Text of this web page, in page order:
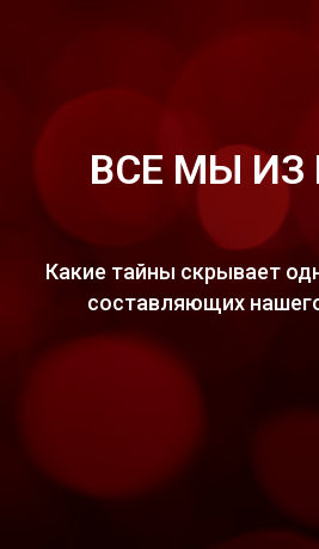
ВСЕ МЫ ИЗ
Какие тайны скрывает
составляющих